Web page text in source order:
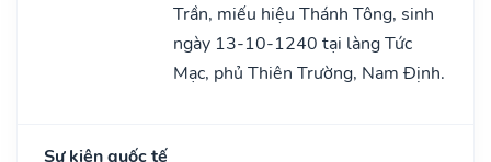
Trần, miếu hiệu Thánh Tông, sinh
ngày 13-10-1240 tại làng Tức
Mạc, phủ Thiên Trường, Nam Định.
Sự kiện quốc tế